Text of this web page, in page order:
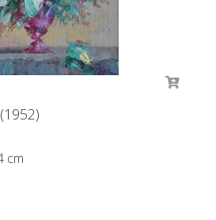
(1952)
cm